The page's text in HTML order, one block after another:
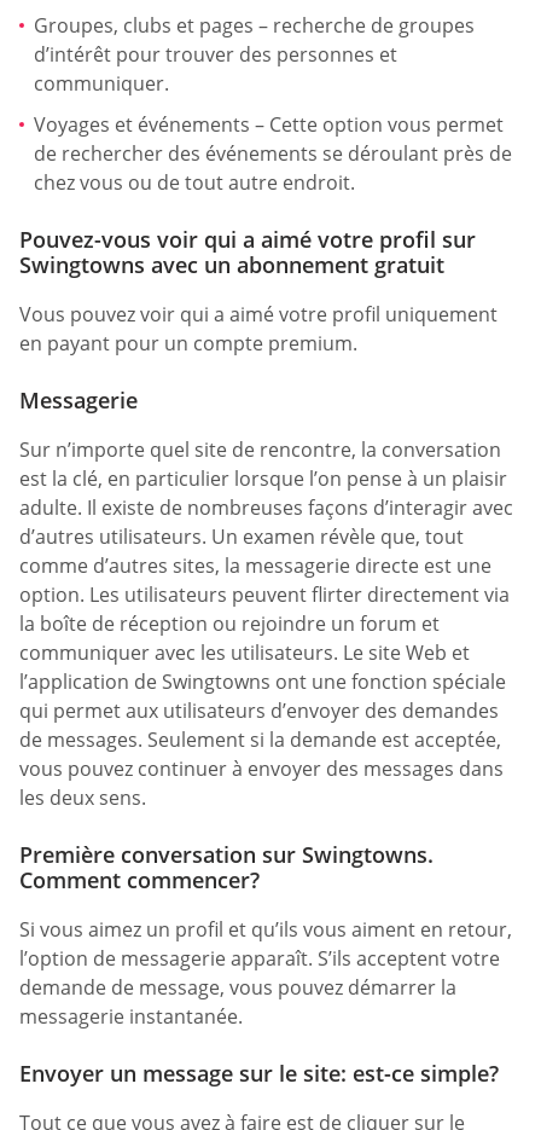
Groupes, clubs et pages – recherche de groupes
d’intérêt pour trouver des personnes et
communiquer.
Voyages et événements – Cette option vous permet
de rechercher des événements se déroulant près de
chez vous ou de tout autre endroit.
Pouvez-vous voir qui a aimé votre profil sur
Swingtowns avec un abonnement gratuit
Vous pouvez voir qui a aimé votre profil uniquement
en payant pour un compte premium.
Messagerie
Sur n’importe quel site de rencontre, la conversation
est la clé, en particulier lorsque l’on pense à un plaisir
adulte. Il existe de nombreuses façons d’interagir avec
d’autres utilisateurs. Un examen révèle que, tout
comme d’autres sites, la messagerie directe est une
option. Les utilisateurs peuvent flirter directement via
la boîte de réception ou rejoindre un forum et
communiquer avec les utilisateurs. Le site Web et
l’application de Swingtowns ont une fonction spéciale
qui permet aux utilisateurs d’envoyer des demandes
de messages. Seulement si la demande est acceptée,
vous pouvez continuer à envoyer des messages dans
les deux sens.
Première conversation sur Swingtowns.
Comment commencer?
Si vous aimez un profil et qu’ils vous aiment en retour,
l’option de messagerie apparaît. S’ils acceptent votre
demande de message, vous pouvez démarrer la
messagerie instantanée.
Envoyer un message sur le site: est-ce simple?
Tout ce que vous avez à faire est de cliquer sur le